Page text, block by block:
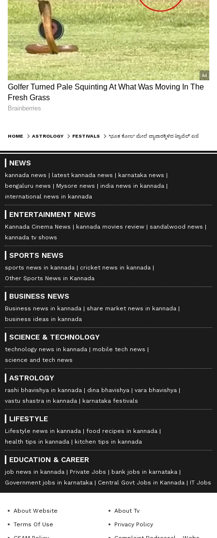
HOME ASTROLOGY FESTIVALS
NEWS
kannada news latest kannada news
karnataka news
bengaluru news
Mysore news
india news in kannada
international news in kannada
ENTERTAINMENT NEWS
Kannada Cinema News kannada movies review
sandalwood news
kannada tv shows
SPORTS NEWS
sports news in kannada
cricket news in kannada
Other Sports News in Kannada
BUSINESS NEWS
Business news in kannada
share market news in kannada
business ideas in kannada
SCIENCE & TECHNOLOGY
technology news in kannada
mobile tech news
science and tech news
ASTROLOGY
rashi bhavishya in kannada dina bhavishya
vara bhavishya
vastu shastra in kannada
karnataka festivals
LIFESTYLE
Lifestyle news in kannada
food recipes in kannada
health tips in kannada
kitchen tips in kannada
EDUCATION & CAREER
job news in kannada Private Jobs
bank jobs in karnataka
Government jobs in karnataka
Central Govt Jobs in Kannada IT Jobs
About Website
About Tv
Terms Of Use
Privacy Policy